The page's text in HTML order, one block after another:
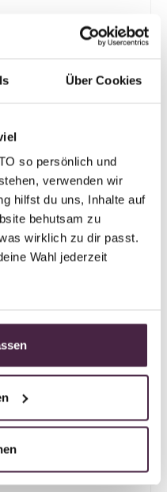
Über Cookies
so persönlich und
verwenden wir
hilfst du uns, Inhalte auf
behutsam zu
wirklich zu dir passt.
Wahl jederzeit
OG